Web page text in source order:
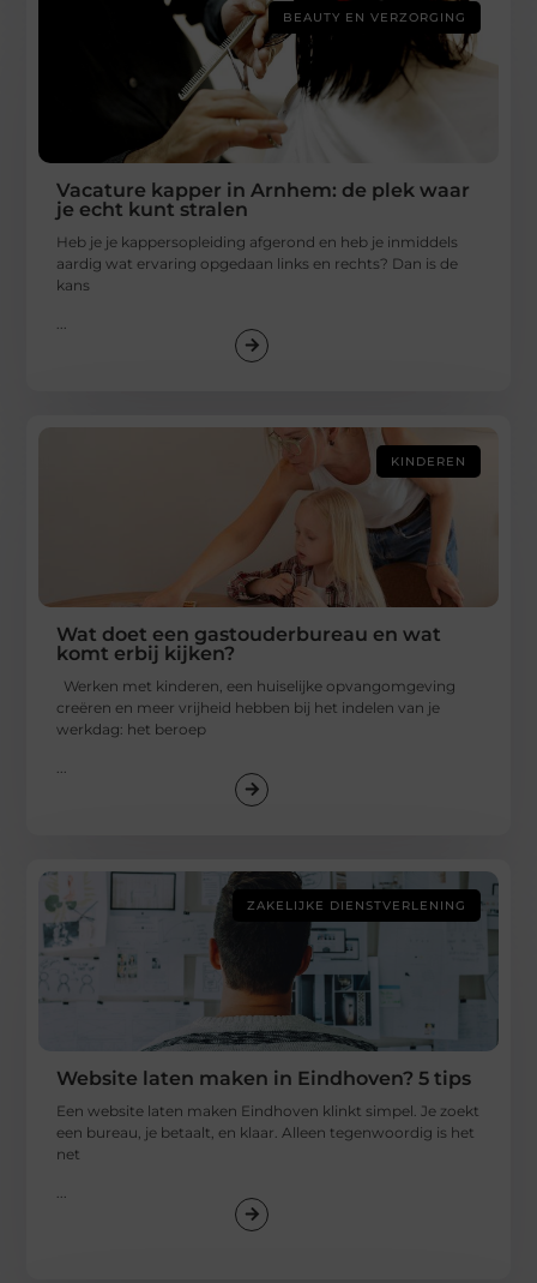
BEAUTY EN VERZORGING
Vacature kapper in Arnhem: de plek waar
je echt kunt stralen
Heb je je kappersopleiding afgerond en heb je inmiddels
aardig wat ervaring opgedaan links en rechts? Dan is de
kans
KINDEREN
Wat doet een gastouderbureau en wat
komt erbij kijken?
Werken met kinderen, een huiselijke opvangomgeving
creëren en meer vrijheid hebben bij het indelen van je
werkdag: het beroep
ZAKELIJKE DIENSTVERLENING
Website laten maken in Eindhoven? 5 tips
Een website laten maken Eindhoven klinkt simpel. Je zoekt
een bureau, je betaalt, en klaar. Alleen tegenwoordig is het
net